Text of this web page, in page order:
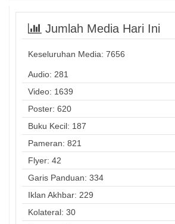
Jumlah Media Hari Ini
Keseluruhan Media: 7656
Audio: 281
Video: 1639
Poster: 620
Buku Kecil: 187
Pameran: 821
Flyer: 42
Garis Panduan: 334
Iklan Akhbar: 229
Kolateral: 30